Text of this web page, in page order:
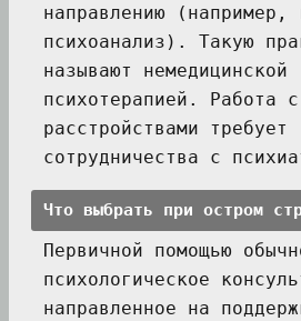
направлению (например,
психоанализ). Такую
называют немедицинской
психотерапией. Работа
расстройствами требует
сотрудничества с
Что выбрать при остром
Первичной помощью
психологическое
направленное на